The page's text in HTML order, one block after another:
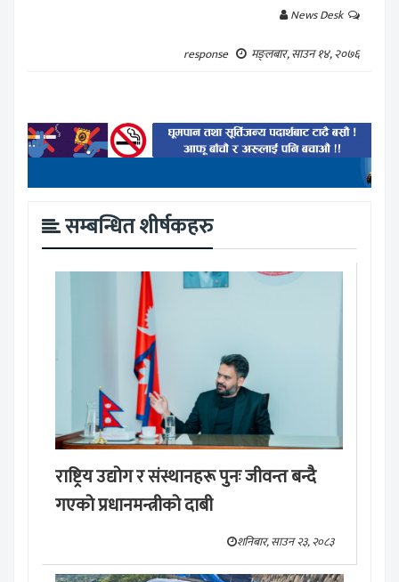
News Desk
response
मङ्लबार, साउन १४, २०७६
सम्बन्धित शीर्षकहरु
राष्ट्रिय उद्योग र संस्थानहरू पुनः जीवन्त बन्दै
गएको प्रधानमन्त्रीको दाबी
शनिबार, साउन २३, २०८३